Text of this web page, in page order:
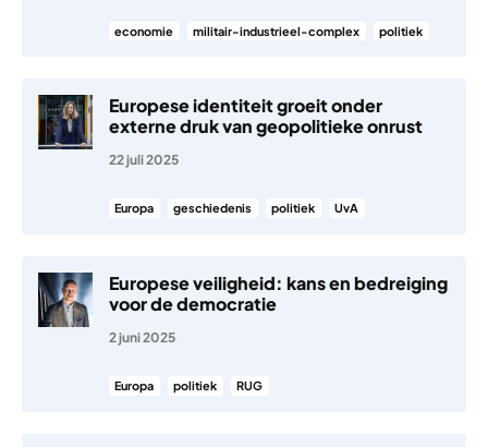
economie militair-industrieel-complex politiek
Europese identiteit groeit onder
externe druk van geopolitieke onrust
22 juli 2025
Europa geschiedenis politiek UvA
Europese veiligheid: kans en bedreiging
voor de democratie
2 juni 2025
Europa politiek RUG